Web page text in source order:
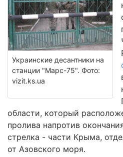
Украинские десантники на
станции "Марс-75". Фото:
vizit.ks.ua
области, который
пролива напротив
стрелка - части Крыма,
от Азовского моря.